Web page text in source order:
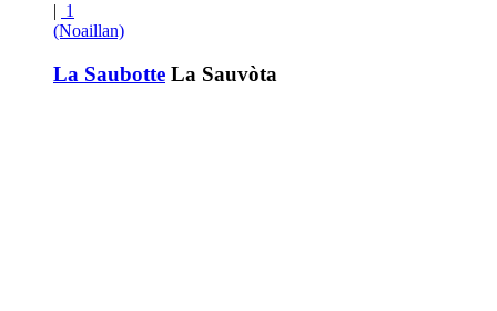
| 1
(Noaillan)
La Saubotte La Sauvòta